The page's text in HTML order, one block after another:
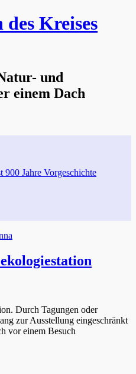
Kreises
und
einem Dach
Jahre Vorgeschichte
Durch Tagungen oder
zur Ausstellung eingeschränkt
vor einem Besuch